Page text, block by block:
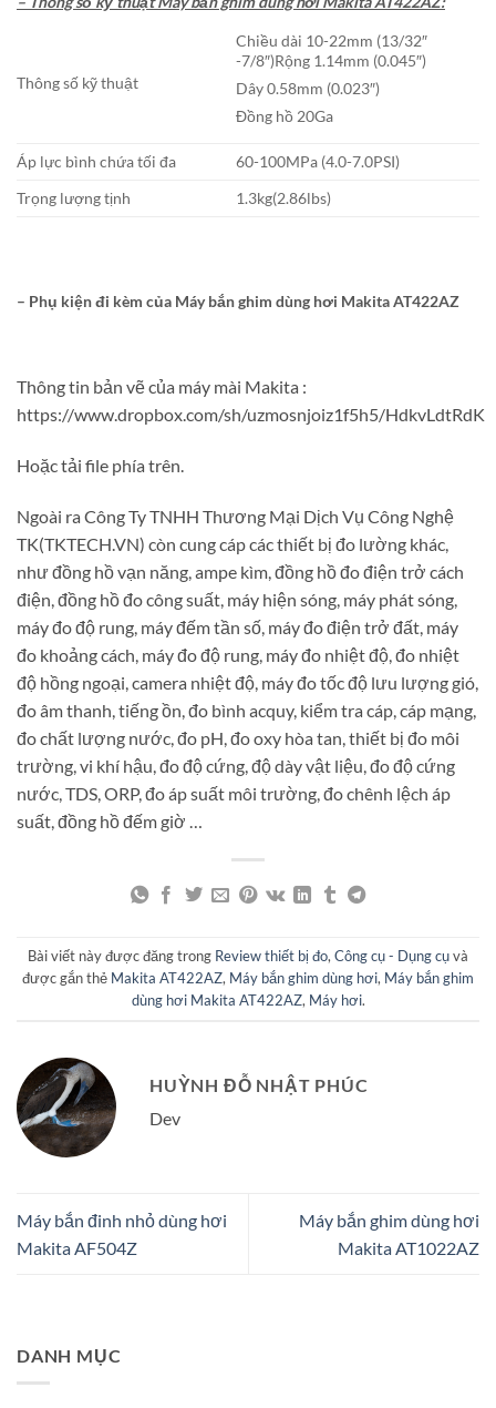
Thông số kỹ thuật
Chiều dài 10-22mm (13/32″
-7/8″)Rộng 1.14mm (0.045″)
Dây 0.58mm (0.023″)
Đồng hồ 20Ga
Áp lực bình chứa tối đa
60-100MPa (4.0-7.0PSI)
Trọng lượng tịnh
1.3kg(2.86lbs)
– Phụ kiện đi kèm của Máy bắn ghim dùng hơi Makita AT422AZ
Thông tin bản vẽ của máy mài Makita :
https://www.dropbox.com/sh/uzmosnjoiz1f5h5/HdkvLdtRdK
Hoặc tải file phía trên.
Ngoài ra Công Ty TNHH Thương Mại Dịch Vụ Công Nghệ
TK(TKTECH.VN) còn cung cáp các thiết bị đo lường khác,
như đồng hồ vạn năng, ampe kìm, đồng hồ đo điện trở cách
điện, đồng hồ đo công suất, máy hiện sóng, máy phát sóng,
máy đo độ rung, máy đếm tần số, máy đo điện trở đất, máy
đo khoảng cách, máy đo độ rung, máy đo nhiệt độ, đo nhiệt
độ hồng ngoại, camera nhiệt độ, máy đo tốc độ lưu lượng gió,
đo âm thanh, tiếng ồn, đo bình acquy, kiểm tra cáp, cáp mạng,
đo chất lượng nước, đo pH, đo oxy hòa tan, thiết bị đo môi
trường, vi khí hậu, đo độ cứng, độ dày vật liệu, đo độ cứng
nước, TDS, ORP, đo áp suất môi trường, đo chênh lệch áp
suất, đồng hồ đếm giờ …
Bài viết này được đăng trong Review thiết bị đo, Công cụ - Dụng cụvà
được gắn thẻ Makita AT422AZ, Máy bắn ghim dùng hơi, Máy bắn ghim
dùng hơi Makita AT422AZ, Máy hơi.
HUỲNH ĐỖ NHẬT PHÚC
Dev
Máy bắn đinh nhỏ dùng hơi
Makita AF504Z
Máy bắn ghim dùng hơi
Makita AT1022AZ
DANH MỤC